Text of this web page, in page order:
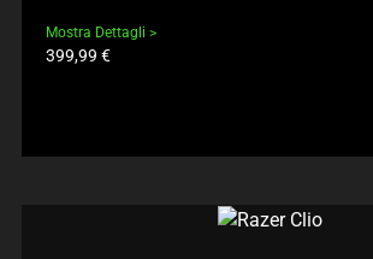
Mostra Dettagli
Prezzo
prodotto:
399,99 €